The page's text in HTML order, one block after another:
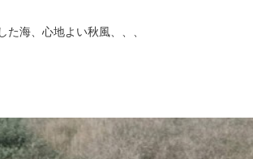
海、心地よい秋風、、、